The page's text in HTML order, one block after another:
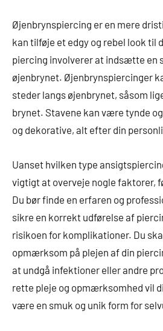
Øjenbrynspiercing er en mere
kan tilføje et edgy og rebel look til
piercing involverer at indsætte en
øjenbrynet. Øjenbrynspiercinger
steder langs øjenbrynet, såsom
brynet. Stavene kan være tynde
og dekorative, alt efter din
Uanset hvilken type
vigtigt at overveje nogle faktorer,
Du bør finde en erfaren og
sikre en korrekt udførelse af
risikoen for komplikationer. Du
opmærksom på plejen af din
at undgå infektioner eller andre
rette pleje og opmærksomhed vil
være en smuk og unik form for